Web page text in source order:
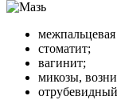
межпальцевая
стоматит;
вагинит;
микозы,